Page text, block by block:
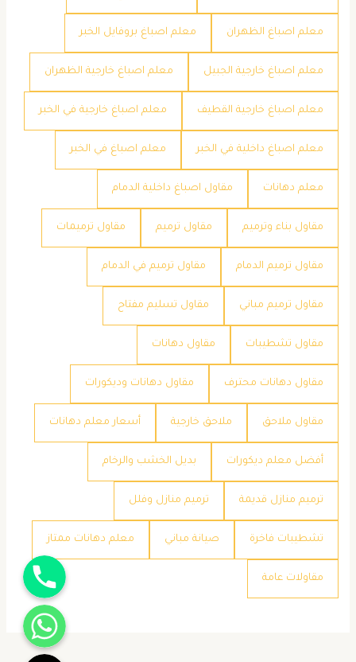
معلم اصباغ الظهران معلم اصباغ بروفايل الخبر
معلم اصباغ خارجية الجبيل معلم اصباغ خارجية الظهران
معلم اصباغ خارجية القطيف معلم اصباغ خارجية في الخبر
معلم اصباغ داخلية في الخبر معلم اصباغ في الخبر
معلم دهانات مقاول اصباغ داخلية الدمام
مقاول بناء وترميم مقاول ترميم مقاول ترميمات
مقاول ترميم الدمام مقاول ترميم في الدمام
مقاول ترميم مباني مقاول تسليم مفتاح
مقاول تشطيبات مقاول دهانات
مقاول دهانات محترف مقاول دهانات وديكورات
مقاول ملاحق ملاحق خارجية ​أسعار معلم دهانات
​أفضل معلم ديكورات ​بديل الخشب والرخام
​ترميم منازل قديمة ​ترميم منازل وفلل
​تشطيبات فاخرة ​صيانة مباني ​معلم دهانات ممتاز
​مقاولات عامة
جوال
واتساب
تيك توك